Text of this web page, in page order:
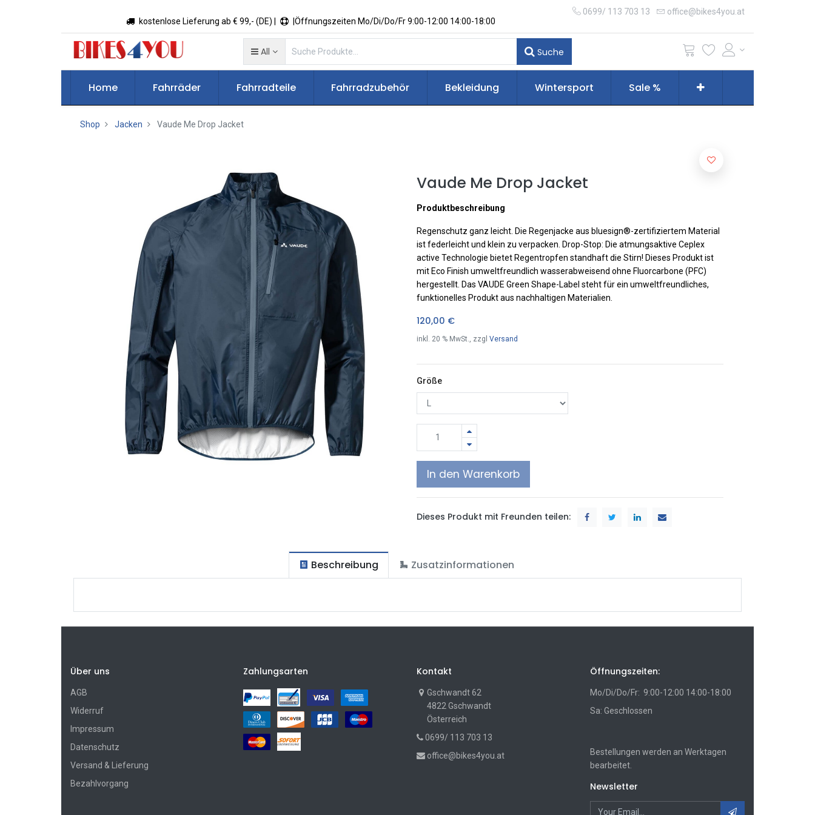
kostenlose Lieferung ab € 99,- (DE) | |Öffnungszeiten Mo/Di/Do/Fr 9:00-12:00 14:00-18:00
0699/ 113 703 13 office@bikes4you.at
All Suche
Home Fahrräder Fahrradteile Fahrradzubehör Bekleidung Wintersport Sale %
Shop Jacken Vaude Me Drop Jacket
Vaude Me Drop Jacket
Produktbeschreibung
Regenschutz ganz leicht. Die Regenjacke aus bluesign®-zertifiziertem Material
ist federleicht und klein zu verpacken. Drop-Stop: Die atmungsaktive Ceplex
active Technologie bietet Regentropfen standhaft die Stirn! Dieses Produkt ist
mit Eco Finish umweltfreundlich wasserabweisend ohne Fluorcarbone (PFC)
hergestellt. Das VAUDE Green Shape-Label steht für ein umweltfreundliches,
funktionelles Produkt aus nachhaltigen Materialien.
120,00 €
inkl. 20 % MwSt., zzgl Versand
Größe
In den Warenkorb
Dieses Produkt mit Freunden teilen:
Beschreibung Zusatzinformationen
Über uns
AGB
Widerruf
Impressum
Datenschutz
Versand & Lieferung
Bezahlvorgang
Zahlungsarten Kontakt
Gschwandt 62
4822 Gschwandt
Österreich
0699/ 113 703 13
office@bikes4you.at
Öffnungszeiten:
Mo/Di/Do/Fr: 9:00-12:00 14:00-18:00
Sa: Geschlossen
Bestellungen werden an Werktagen
bearbeitet.
Newsletter